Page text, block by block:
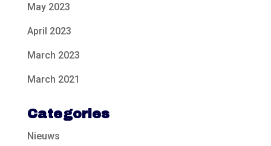
May 2023
April 2023
March 2023
March 2021
Categories
Nieuws